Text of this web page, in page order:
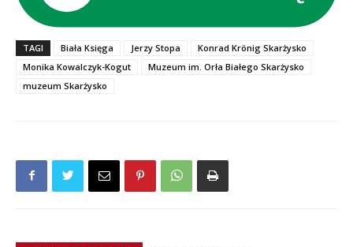
TAGI Biała Księga Jerzy Stopa
Konrad Krönig Skarżysko
Monika Kowalczyk-Kogut
Muzeum im. Orła Białego Skarżysko
muzeum Skarżysko